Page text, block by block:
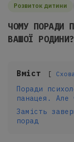
Розвиток дитини
ЧОМУ ПОРАДИ
ВАШОЇ РОДИНИ?
Вміст
Поради
панацея. Але
Замість
порад